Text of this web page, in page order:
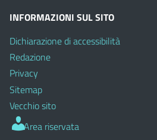
INFORMAZIONI SUL SITO
Dichiarazione di accessibilità
Redazione
Privacy
Sitemap
Vecchio sito
Area riservata